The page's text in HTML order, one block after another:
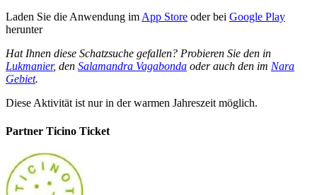
Laden Sie die Anwendung imApp Store oder bei Google Play
herunter
Hat Ihnen diese Schatzsuche gefallen? Probieren Sie den in
Lukmanier, den Salamandra Vagabonda oder auch den im Nara
Gebiet.
Diese Aktivität ist nur in der warmen Jahreszeit möglich.
Partner Ticino Ticket